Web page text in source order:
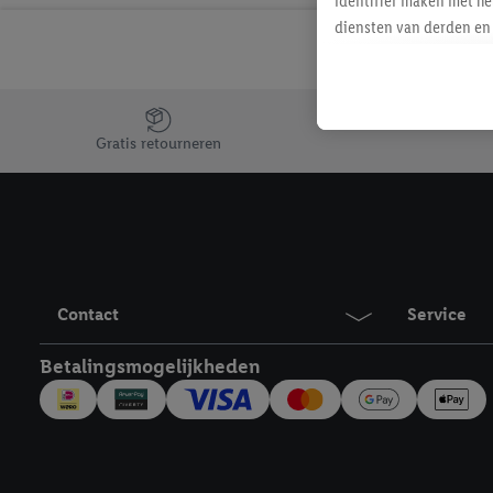
Jouw voordelen bij ons als Lidl webshop klant
Gratis retourneren
Contact Service
Betalingsmogelijkheden
diensten van derden
Als je hiervoor
eerder interesse hebt
maar het niet te
mailadres en met
Onder "Aanpassen"
Door te klikken op
technieken worden
inclusief over de
trekken, vind je in onze
over de cookies die